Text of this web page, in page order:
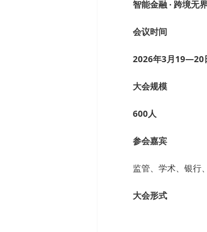
智能金融 · 跨境无
会议时间
2026年3月19—20
大会规模
600人
参会嘉宾
监管、学术、银行
大会形式